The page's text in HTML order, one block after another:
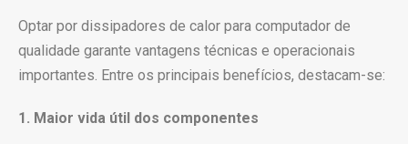
Optar por dissipadores de calor para computador de
qualidade garante vantagens técnicas e operacionais
importantes. Entre os principais benefícios, destacam-se:
1. Maior vida útil dos componentes